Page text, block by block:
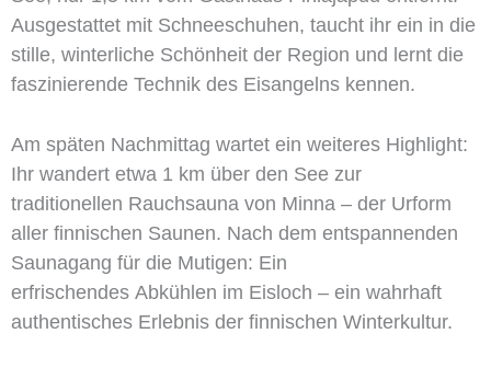
Ausgestattet mit Schneeschuhen, taucht ihr ein in die
stille, winterliche Schönheit der Region und lernt die
faszinierende Technik des Eisangelns kennen.
Am späten Nachmittag wartet ein weiteres Highlight:
Ihr wandert etwa 1 km über den See zur
traditionellen Rauchsauna von Minna – der Urform
aller finnischen Saunen. Nach dem entspannenden
Saunagang für die Mutigen: Ein
erfrischendes Abkühlen im Eisloch – ein wahrhaft
authentisches Erlebnis der finnischen Winterkultur.